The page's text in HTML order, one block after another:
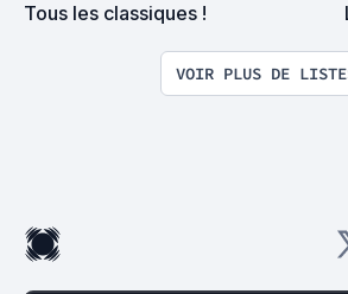
Tous les classiques !
VOIR PLUS DE